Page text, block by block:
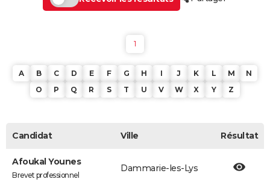
1
A B C D E F G H I J K L M
N
O
P Q R S T U V W X Y Z
Candidat Ville Résultat
Afoukal Younes
Brevet professionnel
Dammarie-les-Lys